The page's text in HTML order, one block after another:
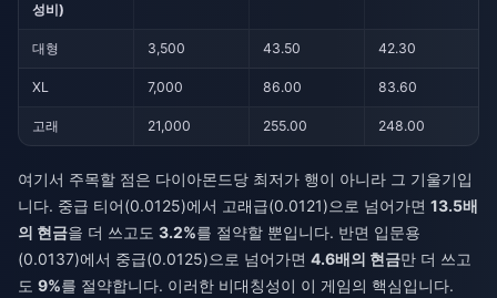
성비)
대형 3,500 43.50 42.30
XL 7,000 86.00 83.60
고래 21,000 255.00 248.00
여기서 주목할 점은 다이아몬드당 최저가 행이 아니라 그 기울기입
니다. 중급 티어(0.0125)에서 고래급(0.0121)으로 넘어가면 13.5배
의 현금을 더 쓰고도 3.2%를 절약할 뿐입니다. 반면 입문용
(0.0137)에서 중급(0.0125)으로 넘어가면 4.6배의 현금만 더 쓰고
도 9%를 절약합니다. 이러한 비대칭성이 이 게임의 핵심입니다.